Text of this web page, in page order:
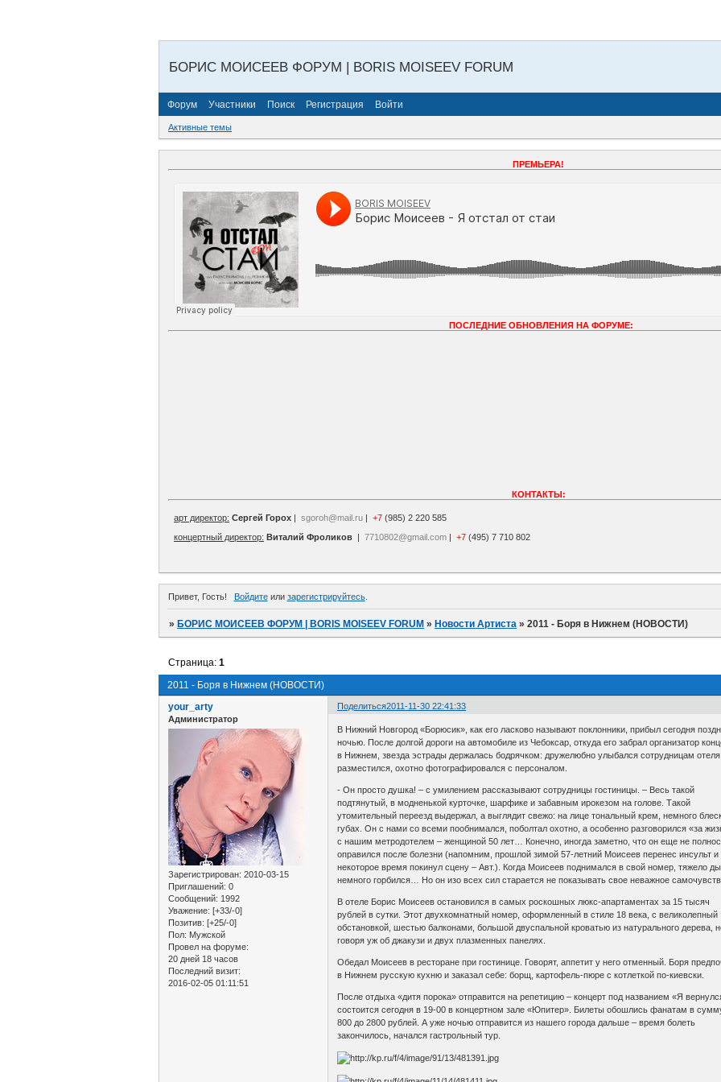
БОРИС МОИСЕЕВ ФОРУМ | BORIS MOISEEV FORUM
Форум Участники Поиск Регистрация Войти
Активные темы
ПРЕМЬЕРА!
ПОСЛЕДНИЕ ОБНОВЛЕНИЯ НА ФОРУМЕ:
КОНТАКТЫ:
арт директор: Сергей Горох | sgoroh@mail.ru | +7 (985) 2 220 585
концертный директор: Виталий Фроликов | 7710802@gmail.com | +7 (495) 7 710 802
Привет, Гость! Войдитеили зарегистрируйтесь.
»БОРИС МОИСЕЕВ ФОРУМ | BORIS MOISEEV FORUM »Новости Артиста »2011 - Боря в Нижнем (НОВОСТИ)
2011 - Боря в Нижнем (НОВОСТИ)
Страница:1
Поделиться2011-11-30 22:41:33
your_arty
Администратор
Зарегистрирован: 2010-03-15
Приглашений: 0
Сообщений: 1992
Уважение: [+33/-0]
Позитив: [+25/-0]
Пол: Мужской
Провел на форуме:
20 дней 18 часов
Последний визит:
2016-02-05 01:11:51
В Нижний Новгород «Борюсик», как его ласково называют поклонники, прибыл сегодня
ночью. После долгой дороги на автомобиле из Чебоксар, откуда его забрал организатор
в Нижнем, звезда эстрады держалась бодрячком: дружелюбно улыбался сотрудницам
разместился, охотно фотографировался с персоналом.
- Он просто душка! – с умилением рассказывают сотрудницы гостиницы. – Весь такой
подтянутый, в модненькой курточке, шарфике и забавным ирокезом на голове. Такой
утомительный переезд выдержал, а выглядит свежо: на лице тональный крем, немного
губах. Он с нами со всеми пообнимался, поболтал охотно, а особенно разговорился «за
с нашим метродотелем – женщиной 50 лет… Конечно, иногда заметно, что он еще не
оправился после болезни (напомним, прошлой зимой 57-летний Моисеев перенес инсульт и
некоторое время покинул сцену – Авт.). Когда Моисеев поднимался в свой номер, тяжело
немного горбился… Но он изо всех сил старается не показывать свое неважное
В отеле Борис Моисеев остановился в самых роскошных люкс-апартаментах за 15 тысяч
рублей в сутки. Этот двухкомнатный номер, оформленный в стиле 18 века, с великолепный
обстановкой, шестью балконами, большой двуспальной кроватью из натурального дерева,
говоря уж об джакузи и двух плазменных панелях.
Обедал Моисеев в ресторане при гостинице. Говорят, аппетит у него отменный. Боря
в Нижнем русскую кухню и заказал себе: борщ, картофель-пюре с котлеткой по-киевски.
После отдыха «дитя порока» отправится на репетицию – концерт под названием «Я
состоится сегодня в 19-00 в концертном зале «Юпитер». Билеты обошлись фанатам в
800 до 2800 рублей. А уже ночью отправится из нашего города дальше – время болеть
закончилось, начался гастрольный тур.